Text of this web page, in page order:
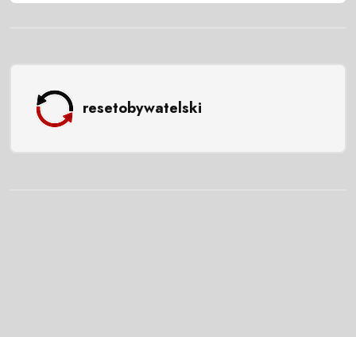
resetobywatelski